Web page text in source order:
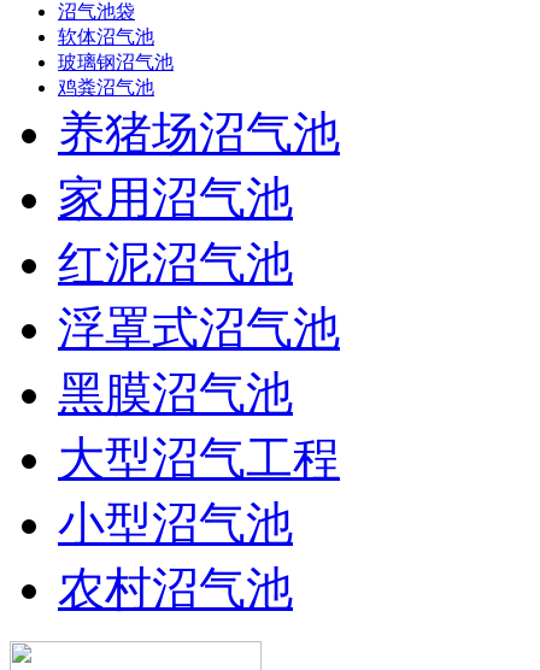
沼气池袋
软体沼气池
玻璃钢沼气池
鸡粪沼气池
养猪场沼气池
家用沼气池
红泥沼气池
浮罩式沼气池
黑膜沼气池
大型沼气工程
小型沼气池
农村沼气池